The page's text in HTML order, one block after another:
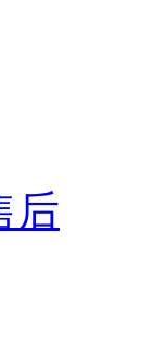
后